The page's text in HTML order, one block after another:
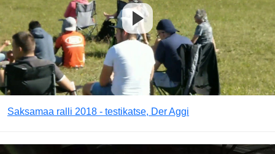
Saksamaa ralli 2018 - testikatse, Der Aggi